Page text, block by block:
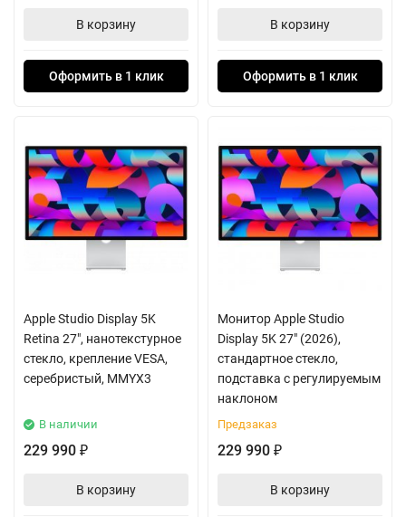
В корзину
Оформить в 1 клик
В корзину
Оформить в 1 клик
Apple Studio Display 5K
Retina 27", нанотекстурное
стекло, крепление VESA,
серебристый, MMYX3
В наличии
229 990 ₽
В корзину
Монитор Apple Studio
Display 5K 27" (2026),
стандартное стекло,
подставка с регулируемым
наклоном
Предзаказ
229 990 ₽
В корзину